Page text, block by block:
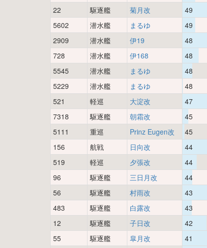
22
駆逐艦 菊月改 49
5602
潜水艦 まるゆ 49
2909
潜水艦 伊19 48
728
潜水艦 伊168 48
5545
潜水艦 まるゆ 48
5229
潜水艦 まるゆ 48
521
軽巡 大淀改 47
7318
駆逐艦 朝霜改 45
5111
重巡 Prinz Eugen改 45
156
航戦 日向改 44
519
軽巡 夕張改 44
96
駆逐艦 三日月改 44
56
駆逐艦 村雨改 43
483
駆逐艦 白露改 43
12
駆逐艦 子日改 42
55
駆逐艦 皐月改 41